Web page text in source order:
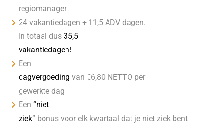
regiomanager
24 vakantiedagen + 11,5 ADV dagen.
In totaal dus 35,5
vakantiedagen!
Een
dagvergoeding van €6,80 NETTO per
gewerkte dag
Een“niet
ziek” bonus voor elk kwartaal dat je niet ziek bent